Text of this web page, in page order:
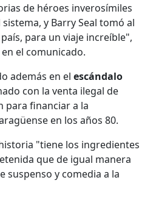
de héroes inverosímiles
y Barry Seal tomó al
para un viaje increíble",
el comunicado.
además en el escándalo
con la venta ilegal de
para financiar a la
en los años 80.
"tiene los ingredientes
que de igual manera
suspenso y comedia a la